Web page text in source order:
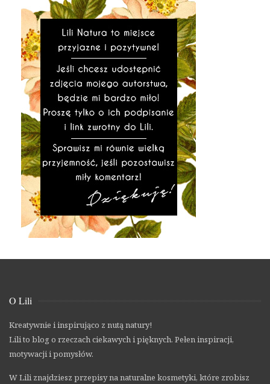
O Lili
Kreatywnie i inspirująco z nutą natury!
Lili to blog o rzeczach ciekawych i pięknych. Pełen inspiracji,
motywacji i pomysłów.
W Lili znajdziesz przepisy na naturalne kosmetyki, które zrobisz